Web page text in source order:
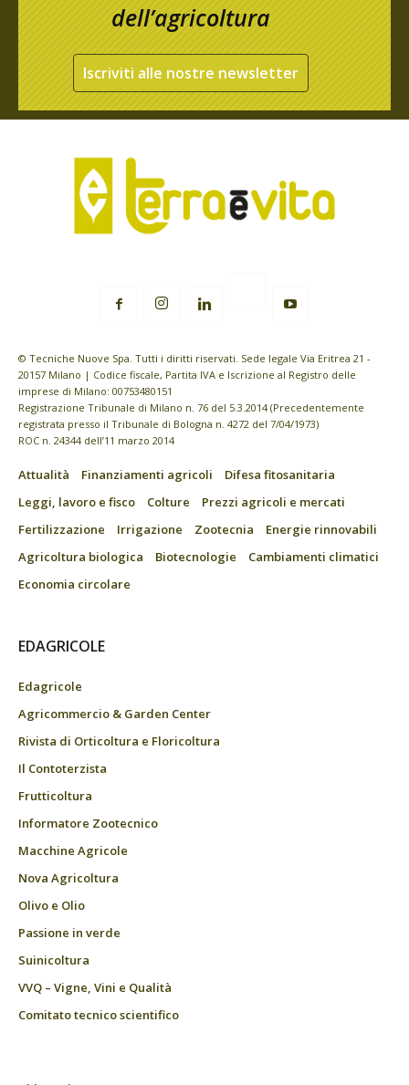
dell’agricoltura
Iscriviti alle nostre newsletter
© Tecniche Nuove Spa. Tutti i diritti riservati. Sede legale Via Eritrea 21 -
20157 Milano | Codice fiscale, Partita IVA e Iscrizione al Registro delle
imprese di Milano: 00753480151
Registrazione Tribunale di Milano n. 76 del 5.3.2014 (Precedentemente
registrata presso il Tribunale di Bologna n. 4272 del 7/04/1973)
ROC n. 24344 dell’11 marzo 2014
Attualità Finanziamenti agricoli
Difesa fitosanitaria
Leggi, lavoro e fisco
Colture
Prezzi agricoli e mercati
Fertilizzazione
Irrigazione Zootecnia
Energie rinnovabili
Agricoltura biologica
Biotecnologie
Cambiamenti climatici
Economia circolare
EDAGRICOLE
Edagricole
Agricommercio & Garden Center
Rivista di Orticoltura e Floricoltura
Il Contoterzista
Frutticoltura
Informatore Zootecnico
Macchine Agricole
Nova Agricoltura
Olivo e Olio
Passione in verde
Suinicoltura
VVQ – Vigne, Vini e Qualità
Comitato tecnico scientifico